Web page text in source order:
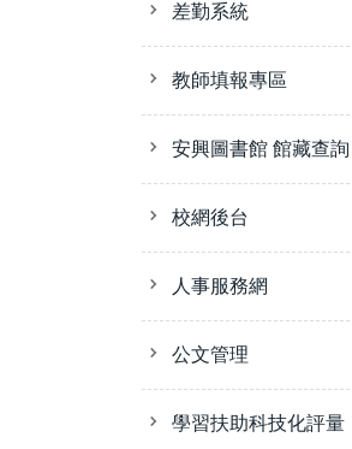
差勤系統
教師填報專區
安興圖書館 館藏查詢
校網後台
人事服務網
公文管理
學習扶助科技化評量